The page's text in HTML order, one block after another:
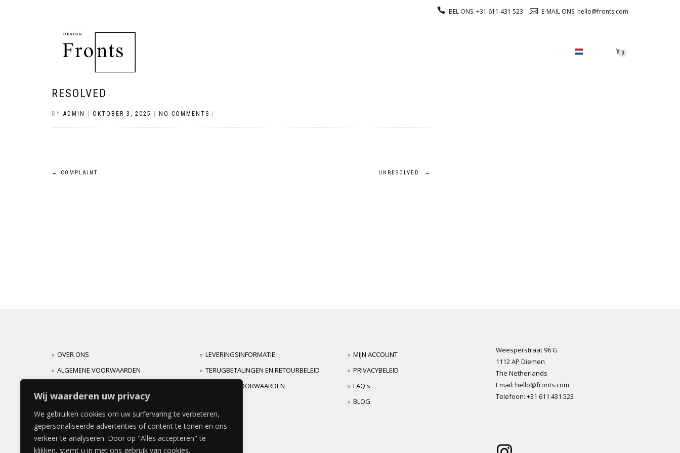
Wij waarderen uw privacy
We gebruiken cookies om uw surfervaring te verbeteren,
gepersonaliseerde advertenties of content te tonen en ons
verkeer te analyseren. Door op "Alles accepteren" te
klikken, stemt u in met ons gebruik van cookies.
BEL ONS. +31 611 431 523 E-MAIL ONS. hello@fronts.com
0
RESOLVED
BY ADMIN OKTOBER 3, 2025 NO COMMENTS
Bericht
← COMPLAINT UNRESOLVED →
OVER ONS
ALGEMENE VOORWAARDEN
LEVERINGSINFORMATIE
TERUGBETALINGEN EN RETOURBELEID
GARANTIEVOORWAARDEN
MIJN ACCOUNT
PRIVACYBELEID
FAQ's
BLOG
Weesperstraat 96 G
1112 AP Diemen
The Netherlands
Email: hello@fronts.com
Telefoon: +31 611 431 523